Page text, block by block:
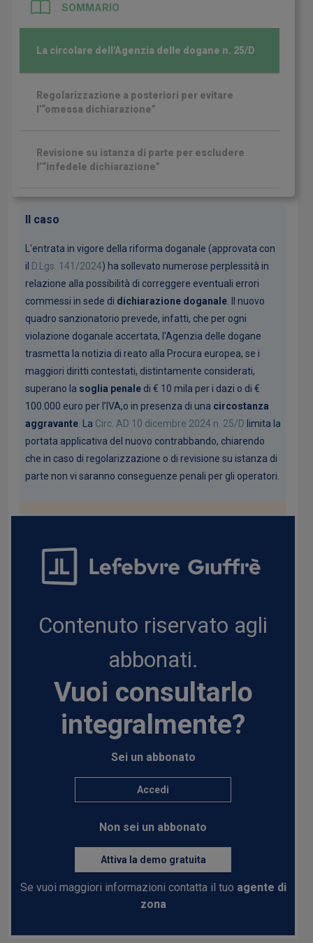
SOMMARIO
La circolare dell'Agenzia delle dogane n. 25/D
Regolarizzazione a posteriori per evitare
l'“omessa dichiarazione”
Revisione su istanza di parte per escludere
l’“infedele dichiarazione”
Il caso
L'entrata in vigore della riforma doganale (approvata con
il D.Lgs. 141/2024) ha sollevato numerose perplessità in
relazione alla possibilità di correggere eventuali errori
commessi in sede di dichiarazione doganale . Il nuovo
quadro sanzionatorio prevede, infatti, che per ogni
violazione doganale accertata, l'Agenzia delle dogane
trasmetta la notizia di reato alla Procura europea, se i
maggiori diritti contestati, distintamente considerati,
superano la soglia penale di € 10 mila per i dazi o di €
100.000 euro per l’IVA,o in presenza di una circostanza
aggravante . La Circ. AD 10 dicembre 2024 n. 25/D limita la
portata applicativa del nuovo contrabbando, chiarendo
che in caso di regolarizzazione o di revisione su istanza di
parte non vi saranno conseguenze penali per gli operatori.
Contenuto riservato agli
abbonati.
Vuoi consultarlo
integralmente?
Sei un abbonato
Accedi
Non sei un abbonato
Attiva la demo gratuita
Se vuoi maggiori informazioni contatta il tuo agente di
zona